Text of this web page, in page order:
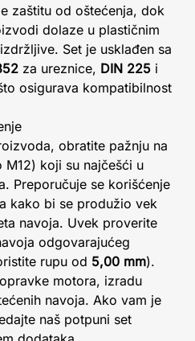
zaštitu od oštećenja, dok
dolaze u plastičnim
Set je usklađen sa
za ureznice, DIN 225 i
osigurava kompatibilnost
obratite pažnju na
koji su najčešći u
Preporučuje se korišćenje
kako bi se produžio vek
navoja. Uvek proverite
odgovarajućeg
rupu od 5,00 mm).
motora, izradu
navoja. Ako vam je
naš potpuni set